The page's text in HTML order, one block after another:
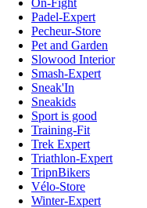
Padel-Expert
Pecheur-Store
Pet and Garden
Slowood Interior
Smash-Expert
Sneak'In
Sneakids
Sport is good
Training-Fit
Trek Expert
Triathlon-Expert
TripnBikers
Vélo-Store
Winter-Expert